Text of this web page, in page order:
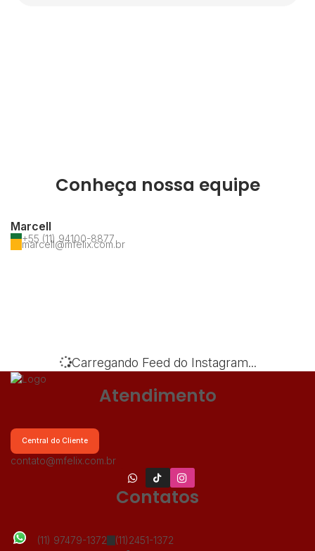
Conheça nossa equipe
Marcell
+55 (11) 94100-8877
marcell@mfelix.com.br
Carregando Feed do Instagram...
Atendimento
Central do Cliente
contato@mfelix.com.br
Contatos
(11) 97479-1372 (11)2451-1372